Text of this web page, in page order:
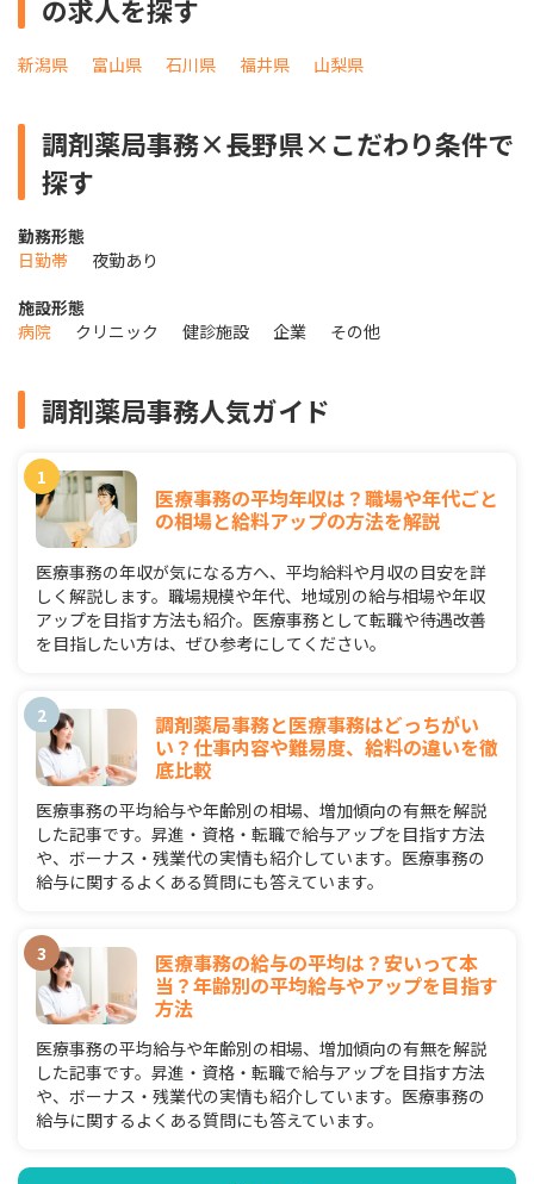
の求人を探す
新潟県 富山県 石川県 福井県 山梨県
調剤薬局事務×長野県×こだわり条件で
探す
勤務形態
日勤帯
夜勤あり
施設形態
病院
クリニック 健診施設 企業 その他
調剤薬局事務人気ガイド
医療事務の平均年収は？職場や年代ごと
の相場と給料アップの方法を解説
医療事務の年収が気になる方へ、平均給料や月収の目安を詳
しく解説します。職場規模や年代、地域別の給与相場や年収
アップを目指す方法も紹介。医療事務として転職や待遇改善
を目指したい方は、ぜひ参考にしてください。
調剤薬局事務と医療事務はどっちがい
い？仕事内容や難易度、給料の違いを徹
底比較
医療事務の平均給与や年齢別の相場、増加傾向の有無を解説
した記事です。昇進・資格・転職で給与アップを目指す方法
や、ボーナス・残業代の実情も紹介しています。医療事務の
給与に関するよくある質問にも答えています。
医療事務の給与の平均は？安いって本
当？年齢別の平均給与やアップを目指す
方法
医療事務の平均給与や年齢別の相場、増加傾向の有無を解説
した記事です。昇進・資格・転職で給与アップを目指す方法
や、ボーナス・残業代の実情も紹介しています。医療事務の
給与に関するよくある質問にも答えています。